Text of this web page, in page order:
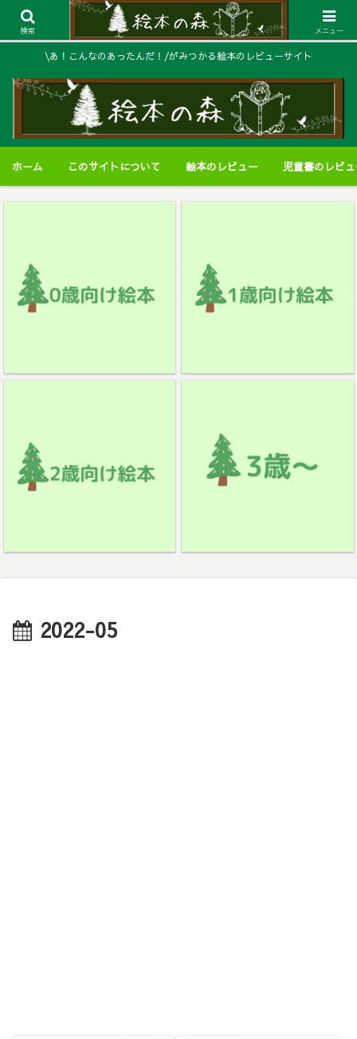
\あ！こんなのあったんだ！/がみつかる絵本のレビューサイト
ホーム このサイトについて 絵本のレビュー 児童書のレビ
2022-05
検索 メニュー